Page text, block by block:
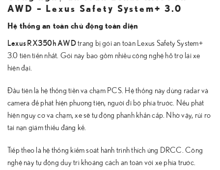
AWD – Lexus Safety System+ 3.0
Hệ thống an toàn chủ động toàn diện
Lexus RX350h AWDtrang bị gói an toàn Lexus Safety System+
3.0 tiên tiến nhất. Gói này bao gồm nhiều công nghệ hỗ trợ lái xe
hiện đại.
Đầu tiên là hệ thống tiền va chạm PCS. Hệ thống này dùng radar và
camera để phát hiện phương tiện, người đi bộ phía trước. Nếu phát
hiện nguy cơ va chạm, xe sẽ tự động phanh khẩn cấp. Nhờ vậy, rủi ro
tai nạn giảm thiểu đáng kể.
Tiếp theo là hệ thống kiểm soát hành trình thích ứng DRCC. Công
nghệ này tự động duy trì khoảng cách an toàn với xe phía trước.